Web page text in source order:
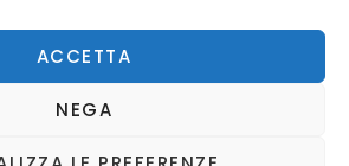
ACCETTA
NEGA